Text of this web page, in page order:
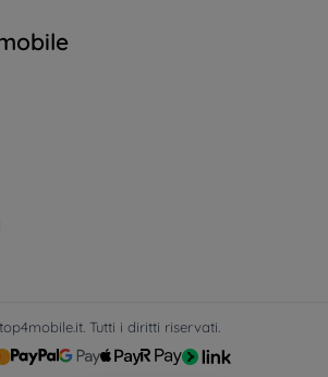
top4mobile.it. Tutti i diritti riservati.